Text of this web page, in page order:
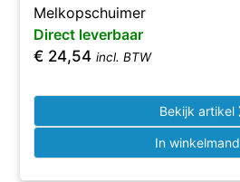
Melkopschuimer
Direct leverbaar
€ 24,54 incl. BTW
Bekijk artikel
In winkelmand